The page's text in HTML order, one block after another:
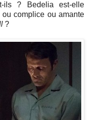
ils ? Bedelia est-elle
complice ou amante
?